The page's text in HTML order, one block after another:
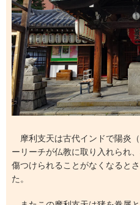
摩利支天は古代インドで陽炎
ーリーチが仏教に取り入れられ
傷つけられることがなくなると
た。